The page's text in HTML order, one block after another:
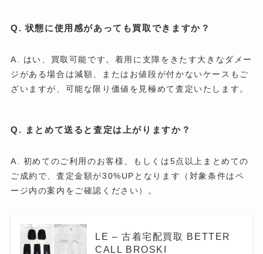
Q. 状態に使用感があっても買取できますか？
A. はい、買取可能です。着用に支障をきたす大きなダメー
ジがある場合は減額、またはお値段が付かないケースもご
ざいますが、可能な限り価値を見極めて査定いたします。
Q. まとめて送ると査定は上がりますか？
A. 初めてのご利用のお客様、もしくは5点以上まとめての
ご成約で、査定金額が30%UPとなります（対象条件はペ
ージ内の案内をご確認ください）。
LE – 古着宅配買取 BETTER
CALL BROSKI